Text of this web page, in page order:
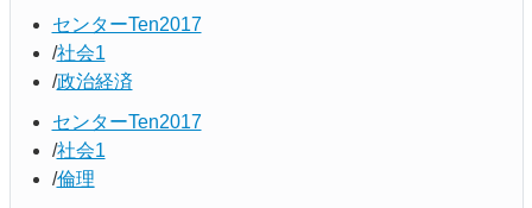
センターTen2017
社会1
政治経済
センターTen2017
社会1
倫理